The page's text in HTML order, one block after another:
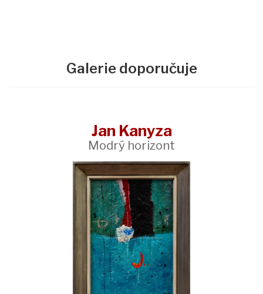
Galerie doporučuje
Jan Kanyza
Modrý horizont